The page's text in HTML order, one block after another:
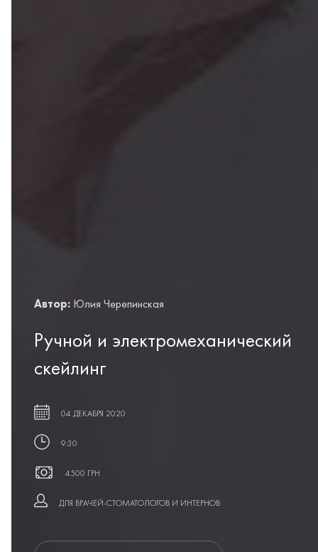
Автор: Юлия Черепинская
Ручной и электромеханический
скейлинг
04 ДЕКАБРЯ 2020
9:30
4500 ГРН
ДЛЯ ВРАЧЕЙ-СТОМАТОЛОГОВ И ИНТЕРНОВ